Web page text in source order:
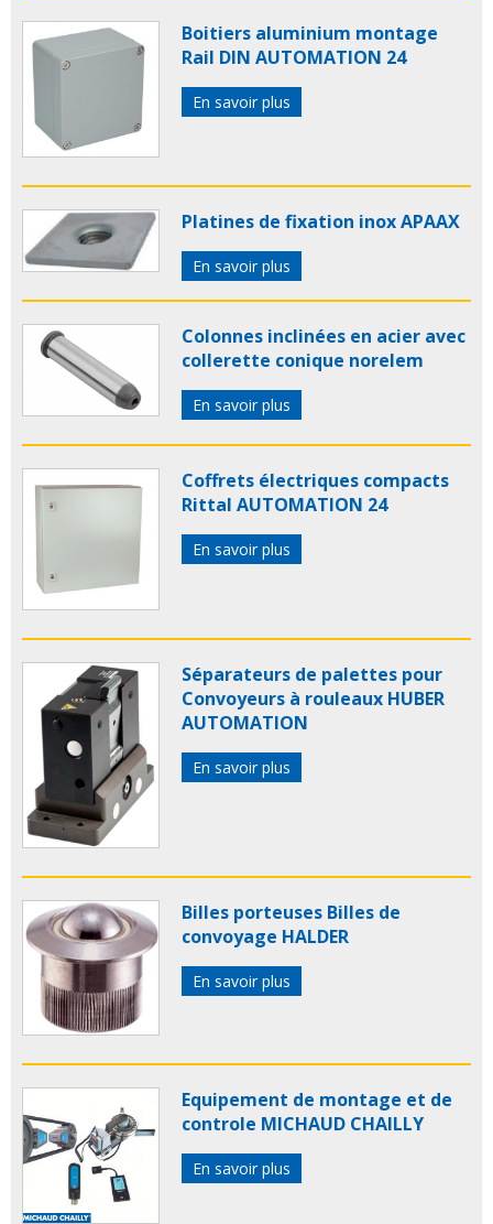
Boitiers aluminium montage
Rail DIN AUTOMATION 24
En savoir plus
Platines de fixation inox APAAX
En savoir plus
Colonnes inclinées en acier avec
collerette conique norelem
En savoir plus
Coffrets électriques compacts
Rittal AUTOMATION 24
En savoir plus
Séparateurs de palettes pour
Convoyeurs à rouleaux HUBER
AUTOMATION
En savoir plus
Billes porteuses Billes de
convoyage HALDER
En savoir plus
Equipement de montage et de
controle MICHAUD CHAILLY
En savoir plus